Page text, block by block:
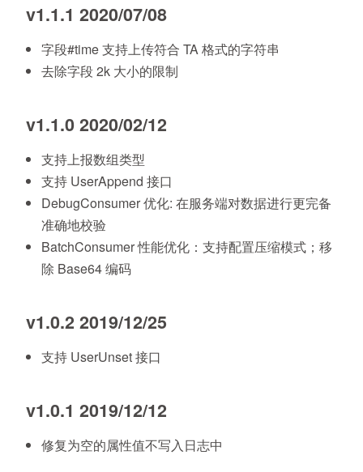
v1.1.1 2020/07/08
字段#time 支持上传符合 TA 格式的字符串
去除字段 2k 大小的限制
v1.1.0 2020/02/12
支持上报数组类型
支持 UserAppend 接口
DebugConsumer 优化: 在服务端对数据进行更完备
准确地校验
BatchConsumer 性能优化：支持配置压缩模式；移
除 Base64 编码
v1.0.2 2019/12/25
支持 UserUnset 接口
v1.0.1 2019/12/12
修复为空的属性值不写入日志中